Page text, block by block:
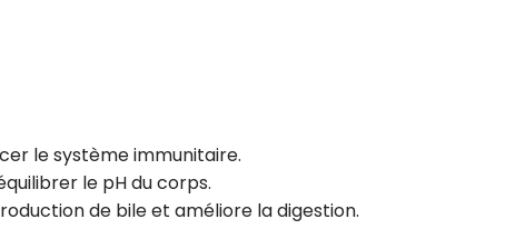
le système immunitaire.
le pH du corps.
de bile et améliore la digestion.Prisma Players analyse le taux
des courriels pour mesurer et